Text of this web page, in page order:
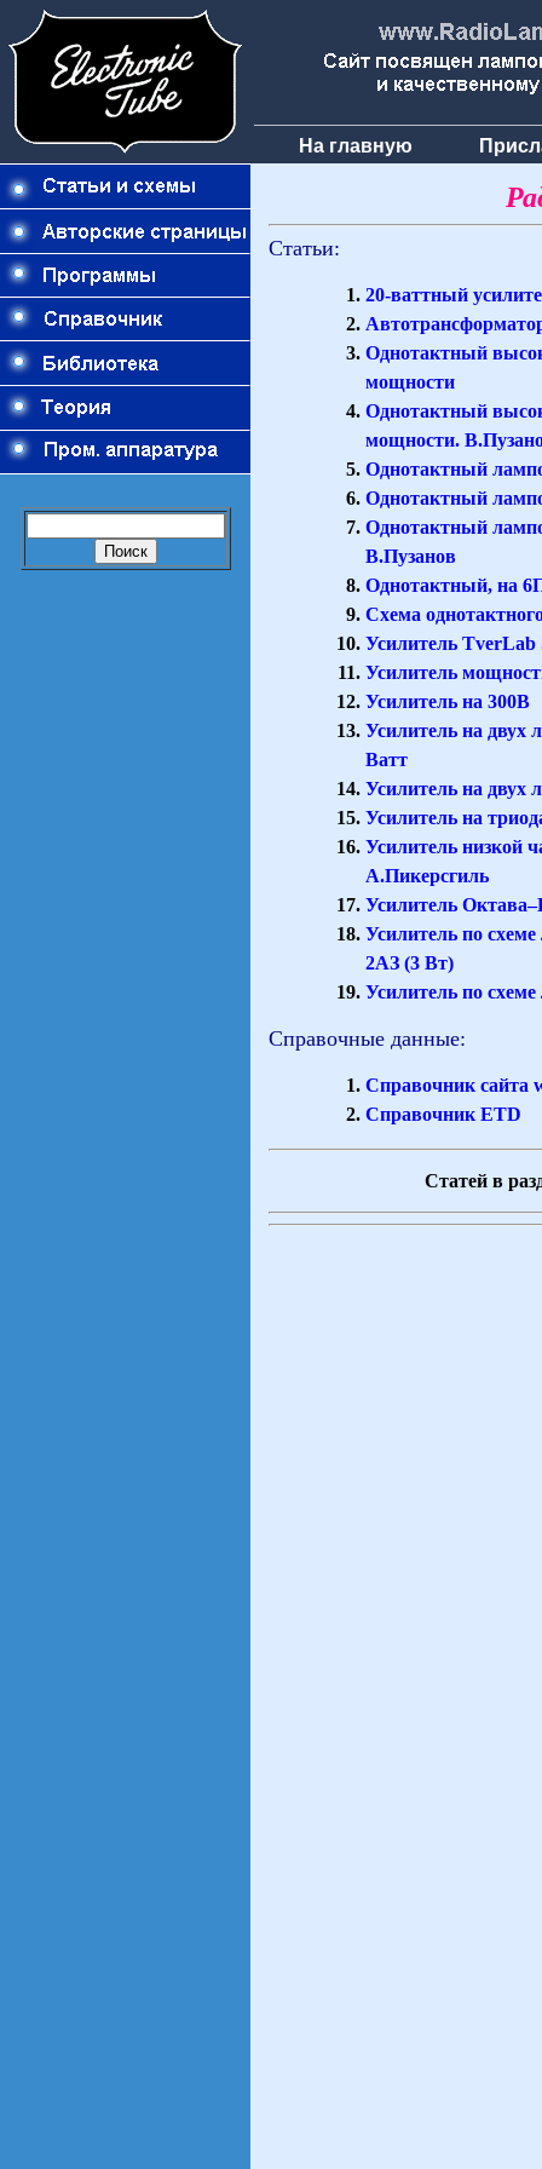
На главную
Статьи:
20-ваттный
Однотактный
мощности
Однотактный
мощности.
Однотактный
Однотактный
Однотактный
В.Пузанов
Однотактный, на
Схема
Усилитель TverLab
Усилитель
Усилитель на 300В
Усилитель на двух
Ватт
Усилитель на двух
Усилитель на
Усилитель низкой
А.Пикерсгиль
Усилитель
Усилитель по
2АЗ (3 Вт)
Усилитель по
Справочные данные:
Справочник сайта
Справочник ETD
Статей в